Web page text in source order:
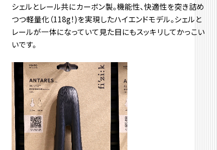
シェルとレール共にカーボン製。機能性、快適性を突き詰め
つつ軽量化（118g！)を実現したハイエンドモデル。シェルと
レールが一体になっていて見た目にもスッキリしてかっこい
いです。